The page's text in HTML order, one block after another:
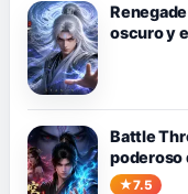
oscuro y
Battle
poderoso
ver7.5